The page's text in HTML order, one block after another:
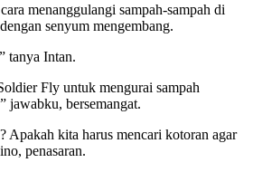
menanggulangi sampah-sampah di
senyum mengembang.
tanya Intan.
Fly untuk mengurai sampah
jawabku, bersemangat.
Apakah kita harus mencari kotoran agar
penasaran.